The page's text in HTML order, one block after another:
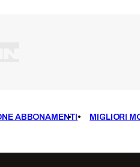
ABBONAMENTI MIGLIORI